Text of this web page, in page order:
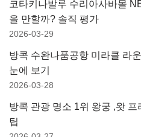
코타키나발루 수리아사바몰
을 만할까? 솔직 평가
2026-03-29
방콕 수완나품공항 미라클 라
눈에 보기
2026-03-28
방콕 관광 명소 1위 왕궁 ,왓
팁